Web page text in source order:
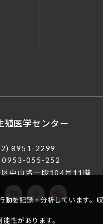
殖医学センター
8951-2299
0953-055-252
区中山路一段104号11階
を記録・分析しています。
性があります。